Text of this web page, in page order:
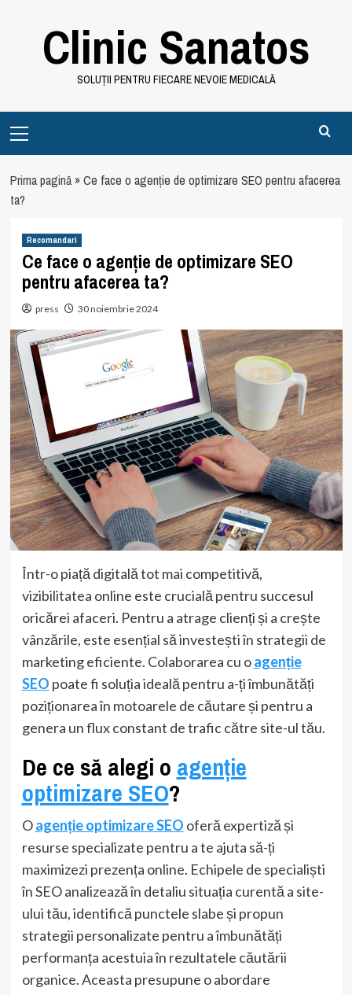
Clinic Sanatos
SOLUȚII PENTRU FIECARE NEVOIE MEDICALĂ
Menu
Prima pagină»Ce face o agenție de optimizare SEO pentru afacerea
ta?
Recomandari
Ce face o agenție de optimizare SEO
pentru afacerea ta?
press 30 noiembrie 2024
Într-o piață digitală tot mai competitivă,
vizibilitatea online este crucială pentru succesul
oricărei afaceri. Pentru a atrage clienți și a crește
vânzările, este esențial să investești în strategii de
marketing eficiente. Colaborarea cu oagenție
SEO poate fi soluția ideală pentru a-ți îmbunătăți
poziționarea în motoarele de căutare și pentru a
genera un flux constant de trafic către site-ul tău.
De ce să alegi o agenție
optimizare SEO?
Oagenție optimizare SEO oferă expertiză și
resurse specializate pentru a te ajuta să-ți
maximizezi prezența online. Echipele de specialiști
în SEO analizează în detaliu situația curentă a site-
ului tău, identifică punctele slabe și propun
strategii personalizate pentru a îmbunătăți
performanța acestuia în rezultatele căutării
organice. Aceasta presupune o abordare